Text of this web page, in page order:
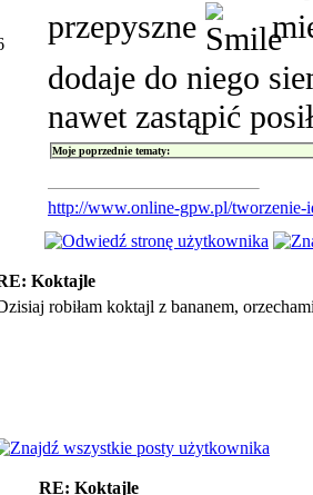
przepyszne
dodaje do niego
nawet zastąpić
Moje poprzednie tematy:
http://www.online-gpw.pl/tworzenie-
Koktajle
robiłam koktajl z bananem,
RE: Koktajle